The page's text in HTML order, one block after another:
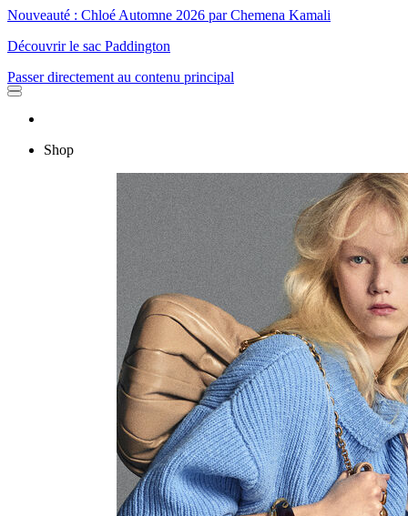
Nouveauté : Chloé Automne 2026 par Chemena Kamali
Découvrir le sac Paddington
Passer directement au contenu principal
Shop